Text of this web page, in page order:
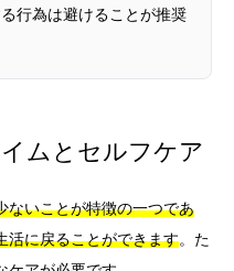
行為は避けることが推奨
ムとセルフケア
ないことが特徴の一つであ
活に戻ることができます。た